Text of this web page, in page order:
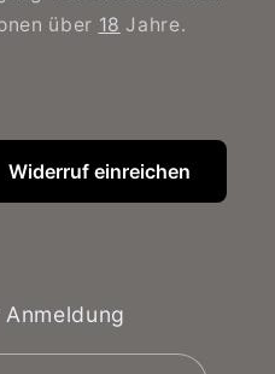
über 18 Jahre.
Widerruf einreichen